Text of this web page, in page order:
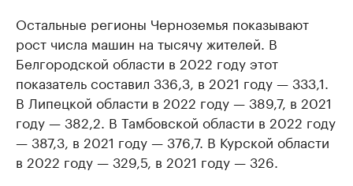
Остальные регионы Черноземья показывают
рост числа машин на тысячу жителей. В
Белгородской области в 2022 году этот
показатель составил 336,3, в 2021 году — 333,1.
В Липецкой области в 2022 году — 389,7, в 2021
году — 382,2. В Тамбовской области в 2022 году
— 387,3, в 2021 году — 376,7. В Курской области
в 2022 году — 329,5, в 2021 году — 326.